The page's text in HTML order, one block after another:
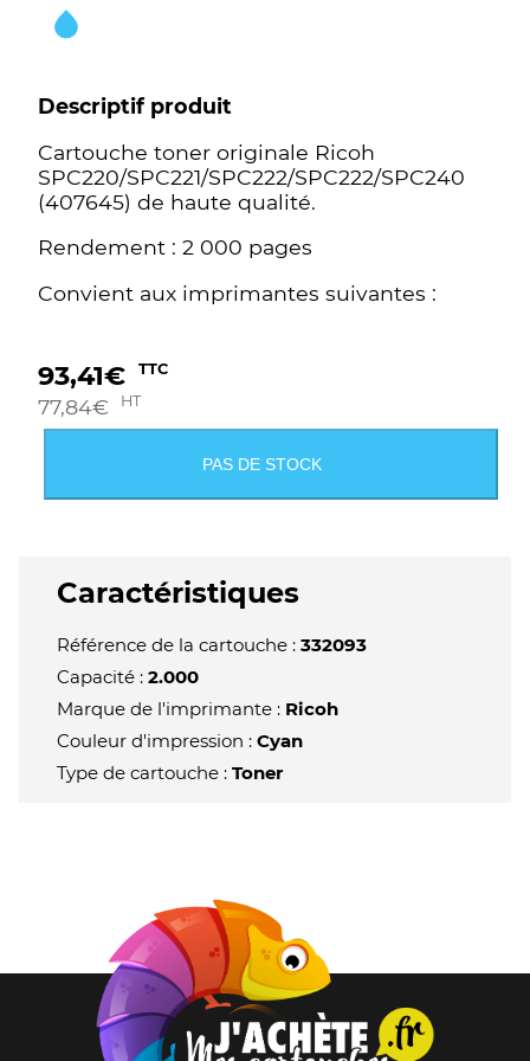
Descriptif produit
Cartouche toner originale Ricoh
SPC220/SPC221/SPC222/SPC222/SPC240
(407645) de haute qualité.
Rendement : 2 000 pages
Convient aux imprimantes suivantes :
93,41€ TTC
77,84€ HT
PAS DE STOCK
Caractéristiques
Référence de la cartouche : 332093
Capacité : 2.000
Marque de l'imprimante : Ricoh
Couleur d'impression : Cyan
Type de cartouche : Toner